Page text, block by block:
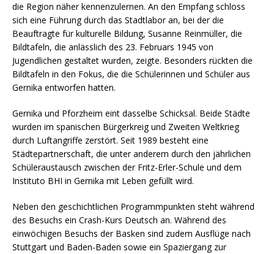
die Region näher kennenzulernen. An den Empfang schloss
sich eine Führung durch das Stadtlabor an, bei der die
Beauftragte für kulturelle Bildung, Susanne Reinmüller, die
Bildtafeln, die anlässlich des 23. Februars 1945 von
Jugendlichen gestaltet wurden, zeigte. Besonders rückten die
Bildtafeln in den Fokus, die die Schülerinnen und Schüler aus
Gernika entworfen hatten.
Gernika und Pforzheim eint dasselbe Schicksal. Beide Städte
wurden im spanischen Bürgerkreig und Zweiten Weltkrieg
durch Luftangriffe zerstört. Seit 1989 besteht eine
Städtepartnerschaft, die unter anderem durch den jährlichen
Schüleraustausch zwischen der Fritz-Erler-Schule und dem
Instituto BHI in Gernika mit Leben gefüllt wird.
Neben den geschichtlichen Programmpunkten steht während
des Besuchs ein Crash-Kurs Deutsch an. Während des
einwöchigen Besuchs der Basken sind zudem Ausflüge nach
Stuttgart und Baden-Baden sowie ein Spaziergang zur